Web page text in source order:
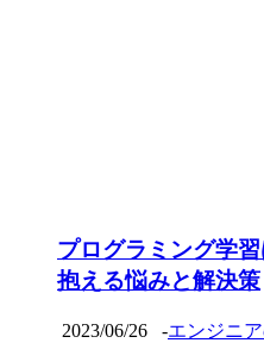
プログラミング学
抱える悩みと解決策
2023/06/26 -エンジニ